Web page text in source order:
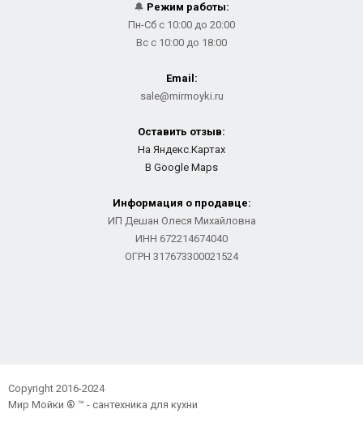
🔔 Режим работы:
Пн-Сб с 10:00 до 20:00
Вс с 10:00 до 18:00
Email:
sale@mirmoyki.ru
Оставить отзыв:
На Яндекс.Картах
В Google Maps
Информация о продавце:
ИП Дешан Олеся Михайловна
ИНН 672214674040
ОГРН 317673300021524
Copyright 2016-2024
Мир Мойки ® ™ - сантехника для кухни